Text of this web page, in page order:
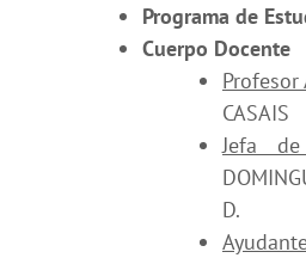
Programa de
Cuerpo Docente
CASAIS
Jefa
D.